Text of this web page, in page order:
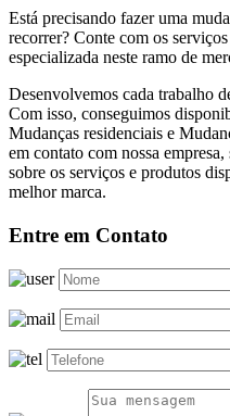
Está precisando fazer uma
recorrer? Conte com os
especializada neste ramo de
Desenvolvemos cada trabalho
Com isso, conseguimos
Mudanças residenciais e
em contato com nossa
sobre os serviços e produtos
melhor marca.
Entre em Contato